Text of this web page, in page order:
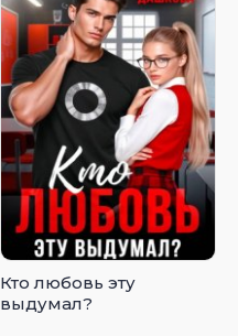
Кто любовь эту
выдумал?